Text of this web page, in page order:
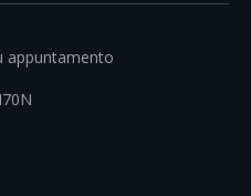
appuntamento